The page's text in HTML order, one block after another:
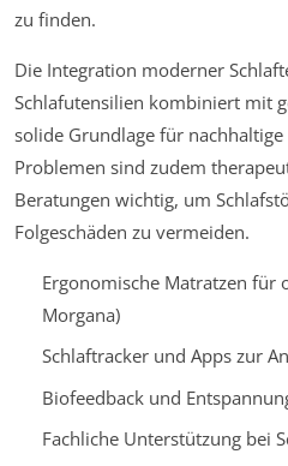
zu finden.
Die Integration moderner
Schlafutensilien kombiniert mit
solide Grundlage für
Problemen sind zudem
Beratungen wichtig, um
Folgeschäden zu vermeiden.
Ergonomische Matratzen für
Morgana)
Schlaftracker und Apps zur
Biofeedback und
Fachliche Unterstützung bei